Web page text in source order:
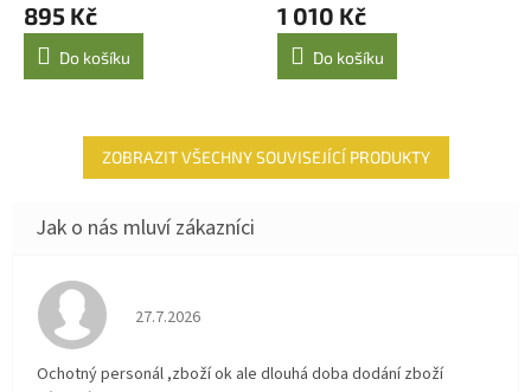
895 Kč
Do košíku
1 010 Kč
Do košíku
ZOBRAZIT VŠECHNY SOUVISEJÍCÍ PRODUKTY
Hodnocení obchodu je 4 z 5 hvězdiček.
27.7.2026
Ochotný personál ,zboží ok ale dlouhá doba dodání zboží